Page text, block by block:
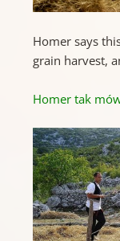
Homer says
grain harvest,
Homer tak